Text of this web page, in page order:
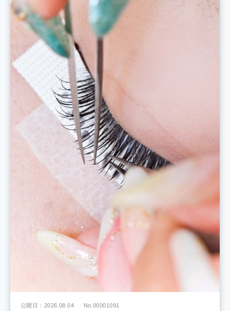
公開日：2026.08.04 No.00001091